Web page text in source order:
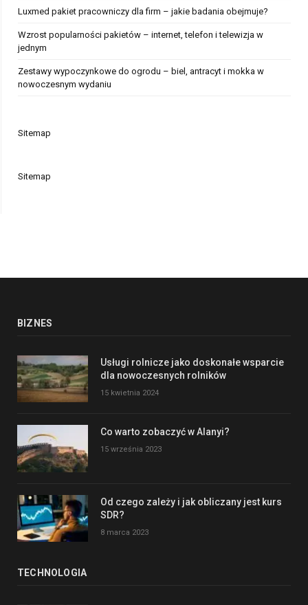
Luxmed pakiet pracowniczy dla firm – jakie badania obejmuje?
Wzrost popularności pakietów – internet, telefon i telewizja w
jednym
Zestawy wypoczynkowe do ogrodu – biel, antracyt i mokka w
nowoczesnym wydaniu
Sitemap
Sitemap
BIZNES
Usługi rolnicze jako doskonałe wsparcie
dla nowoczesnych rolników
15 kwietnia 2024
Co warto zobaczyć w Alanyi?
15 września 2023
Od czego zależy i jak obliczany jest kurs
SDR?
8 marca 2023
TECHNOLOGIA